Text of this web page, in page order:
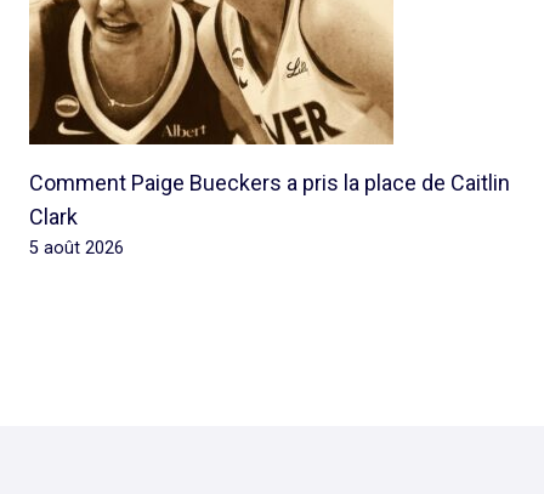
Comment Paige Bueckers a pris la place de Caitlin
Clark
5 août 2026